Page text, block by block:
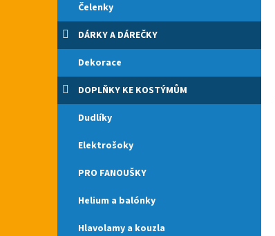
Čelenky
DÁRKY A DÁREČKY
Dekorace
DOPLŇKY KE KOSTÝMŮM
Dudlíky
Elektrošoky
PRO FANOUŠKY
Helium a balónky
Hlavolamy a kouzla